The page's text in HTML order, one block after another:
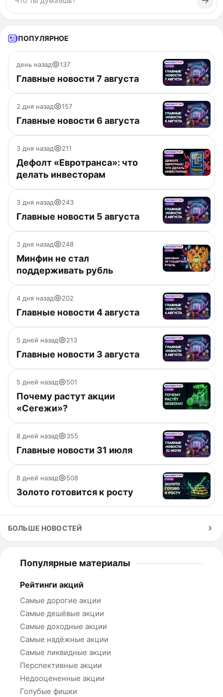
ПОПУЛЯРНОЕ
день назад 137
Главные новости 7 августа
2 дня назад 157
Главные новости 6 августа
3 дня назад 211
Дефолт «Евротранса»: что
делать инвесторам
3 дня назад 243
Главные новости 5 августа
3 дня назад 248
Минфин не стал
поддерживать рубль
4 дня назад 202
Главные новости 4 августа
5 дней назад 213
Главные новости 3 августа
5 дней назад 501
Почему растут акции
«Сегежи»?
8 дней назад 355
Главные новости 31 июля
8 дней назад 508
Золото готовится к росту
БОЛЬШЕ НОВОСТЕЙ
Популярные материалы
Рейтинги акций
Самые дорогие акции
Самые дешёвые акции
Самые доходные акции
Самые надёжные акции
Самые ликвидные акции
Перспективные акции
Недооцененные акции
Голубые фишки